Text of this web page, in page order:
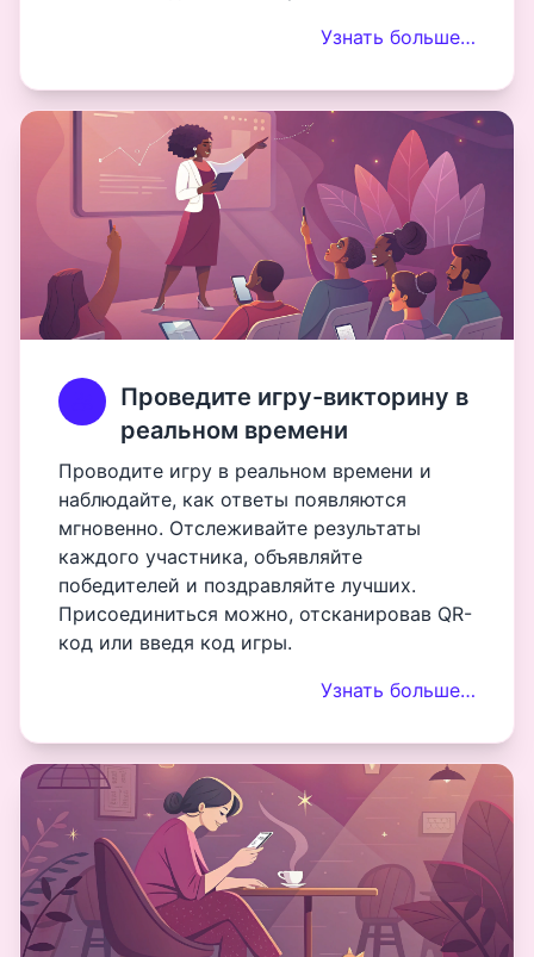
Узнать больше…
Проведите игру-викторину в
реальном времени
Проводите игру в реальном времени и
наблюдайте, как ответы появляются
мгновенно. Отслеживайте результаты
каждого участника, объявляйте
победителей и поздравляйте лучших.
Присоединиться можно, отсканировав QR-
код или введя код игры.
Узнать больше…